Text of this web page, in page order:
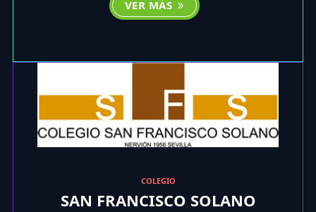
VER MÁS
COLEGIO
SAN FRANCISCO SOLANO